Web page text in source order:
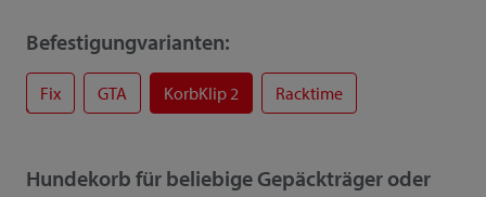
Befestigungvarianten:
Fix GTA KorbKlip 2 Racktime
Hundekorb für beliebige Gepäckträger oder